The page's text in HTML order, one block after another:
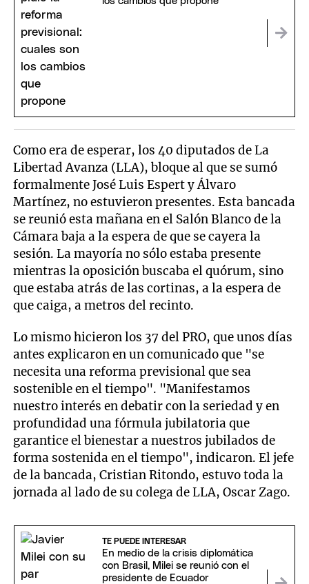
Como era de esperar, los 40 diputados de La
Libertad Avanza (LLA), bloque al que se sumó
formalmente José Luis Espert y Álvaro
Martínez, no estuvieron presentes. Esta bancada
se reunió esta mañana en el Salón Blanco de la
Cámara baja a la espera de que se cayera la
sesión. La mayoría no sólo estaba presente
mientras la oposición buscaba el quórum, sino
que estaba atrás de las cortinas, a la espera de
que caiga, a metros del recinto.
Lo mismo hicieron los 37 del PRO, que unos días
antes explicaron en un comunicado que "se
necesita una reforma previsional que sea
sostenible en el tiempo". "Manifestamos
nuestro interés en debatir con la seriedad y en
profundidad una fórmula jubilatoria que
garantice el bienestar a nuestros jubilados de
forma sostenida en el tiempo", indicaron. El jefe
de la bancada, Cristian Ritondo, estuvo toda la
jornada al lado de su colega de LLA, Oscar Zago.
TE PUEDE INTERESAR
En medio de la crisis diplomática
con Brasil, Milei se reunió con el
presidente de Ecuador